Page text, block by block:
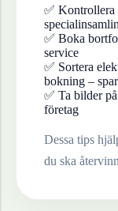
✅ Kontrollera
✅ Boka
service
✅ Sortera
bokning –
✅ Ta bilder
företag
Dessa tips
du ska